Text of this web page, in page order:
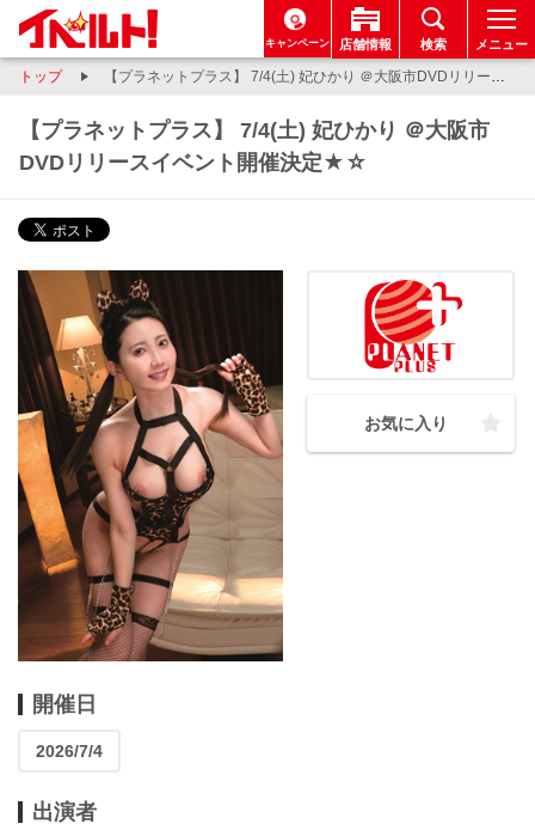
キャンペーン 店舗情報 検索 メニュー
トップ 【プラネットプラス】 7/4(土) 妃ひかり ＠大阪市DVDリリースイベント開催決定★☆
【プラネットプラス】 7/4(土) 妃ひかり ＠大阪市
DVDリリースイベント開催決定★☆
お気に入り
開催日
2026/7/4
出演者